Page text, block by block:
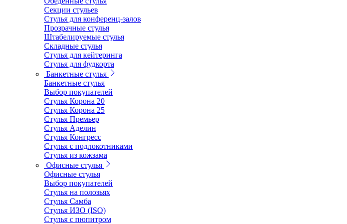
Секции стульев
Стулья для конференц-залов
Прозрачные стулья
Штабелируемые стулья
Складные стулья
Стулья для кейтеринга
Стулья для фудкорта
Банкетные стулья
Банкетные стулья
Выбор покупателей
Стулья Корона 20
Стулья Корона 25
Стулья Премьер
Стулья Аделин
Стулья Конгресс
Стулья с подлокотниками
Стулья из кожзама
Офисные стулья
Офисные стулья
Выбор покупателей
Стулья на полозьях
Стулья Самба
Стулья ИЗО (ISO)
Стулья с пюпитром